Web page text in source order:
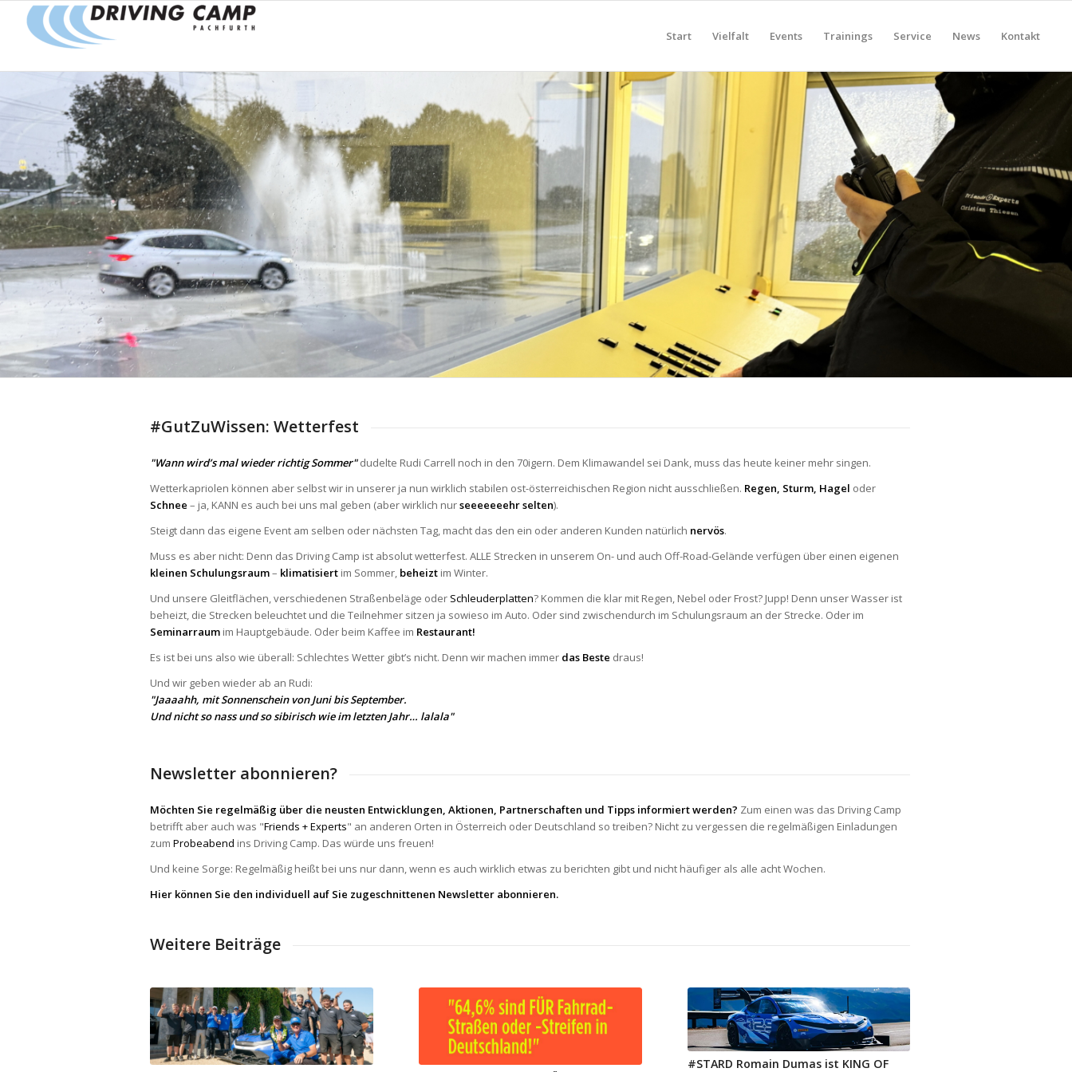
Start Vielfalt Events Trainings Service News Kontakt
#GutZuWissen: Wetterfest
"Wann wird’s mal wieder richtig Sommer"dudelte Rudi Carrell noch in den 70igern. Dem Klimawandel sei Dank, muss das heute keiner mehr singen.
Wetterkapriolen können aber selbst wir in unserer ja nun wirklich stabilen ost-österreichischen Region nicht ausschließen. Regen, Sturm, Hagel oder
Schnee – ja, KANN es auch bei uns mal geben (aber wirklich nurseeeeeeehr selten).
Steigt dann das eigene Event am selben oder nächsten Tag, macht das den ein oder anderen Kunden natürlich nervös.
Muss es aber nicht: Denn das Driving Camp ist absolut wetterfest. ALLE Strecken in unserem On- und auch Off-Road-Gelände verfügen über einen eigenen
kleinen Schulungsraum– klimatisiert im Sommer, beheizt im Winter.
Und unsere Gleitflächen, verschiedenen Straßenbeläge oder Schleuderplatten? Kommen die klar mit Regen, Nebel oder Frost? Jupp! Denn unser Wasser ist
beheizt, die Strecken beleuchtet und die Teilnehmer sitzen ja sowieso im Auto. Oder sind zwischendurch im Schulungsraum an der Strecke. Oder im
Seminarraum im Hauptgebäude. Oder beim Kaffee im Restaurant!
Es ist bei uns also wie überall: Schlechtes Wetter gibt’s nicht. Denn wir machen immer das Beste draus!
Und wir geben wieder ab an Rudi:
"Jaaaahh, mit Sonnenschein von Juni bis September.
Und nicht so nass und so sibirisch wie im letzten Jahr… lalala"
Newsletter abonnieren?
Möchten Sie regelmäßig über die neusten Entwicklungen, Aktionen, Partnerschaften und Tipps informiert werden? Zum einen was das Driving Camp
betrifft aber auch was "Friends + Experts" an anderen Orten in Österreich oder Deutschland so treiben? Nicht zu vergessen die regelmäßigen Einladungen
zum Probeabend ins Driving Camp. Das würde uns freuen!
Und keine Sorge: Regelmäßig heißt bei uns nur dann, wenn es auch wirklich etwas zu berichten gibt und nicht häufiger als alle acht Wochen.
Hier können Sie den individuell auf Sie zugeschnittenen Newsletter abonnieren.
Weitere Beiträge
#STARD Romain Dumas ist KING OF